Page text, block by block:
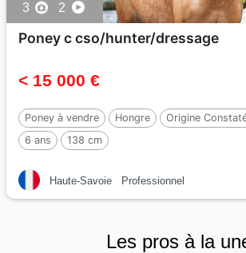
3 2
Poney c cso/hunter/dressage
< 15 000 €
Poney à vendre Hongre Origine
6 ans
138 cm
Haute-Savoie Professionnel
Les pros à la